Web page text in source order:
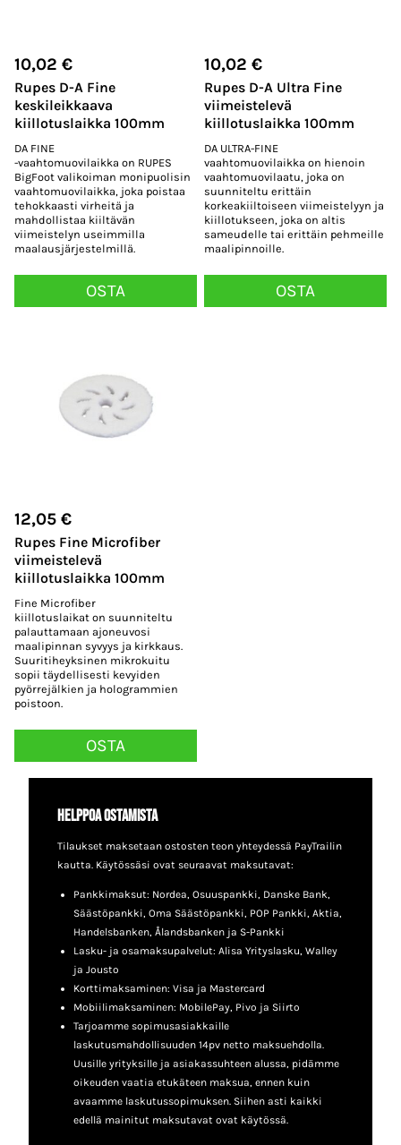
10,02 €
Rupes D-A Fine
keskileikkaava
kiillotuslaikka 100mm
DA FINE
-vaahtomuovilaikka on RUPES
BigFoot valikoiman monipuolisin
vaahtomuovilaikka, joka poistaa
tehokkaasti virheitä ja
mahdollistaa kiiltävän
viimeistelyn useimmilla
maalausjärjestelmillä.
OSTA
10,02 €
Rupes D-A Ultra Fine
viimeistelevä
kiillotuslaikka 100mm
DA ULTRA-FINE
vaahtomuovilaikka on hienoin
vaahtomuovilaatu, joka on
suunniteltu erittäin
korkeakiiltoiseen viimeistelyyn ja
kiillotukseen, joka on altis
sameudelle tai erittäin pehmeille
maalipinnoille.
OSTA
12,05 €
Rupes Fine Microfiber
viimeistelevä
kiillotuslaikka 100mm
Fine Microfiber
kiillotuslaikat on suunniteltu
palauttamaan ajoneuvosi
maalipinnan syvyys ja kirkkaus.
Suuritiheyksinen mikrokuitu
sopii täydellisesti kevyiden
pyörrejälkien ja hologrammien
poistoon.
OSTA
Helppoa ostamista
Tilaukset maksetaan ostosten teon yhteydessä PayTrailin
kautta. Käytössäsi ovat seuraavat maksutavat:
Pankkimaksut: Nordea, Osuuspankki, Danske Bank,
Säästöpankki, Oma Säästöpankki, POP Pankki, Aktia,
Handelsbanken, Ålandsbanken ja S-Pankki
Lasku- ja osamaksupalvelut: Alisa Yrityslasku, Walley
ja Jousto
Korttimaksaminen: Visa ja Mastercard
Mobiilimaksaminen: MobilePay, Pivo ja Siirto
Tarjoamme sopimusasiakkaille
laskutusmahdollisuuden 14pv netto maksuehdolla.
Uusille yrityksille ja asiakassuhteen alussa, pidämme
oikeuden vaatia etukäteen maksua, ennen kuin
avaamme laskutussopimuksen. Siihen asti kaikki
edellä mainitut maksutavat ovat käytössä.